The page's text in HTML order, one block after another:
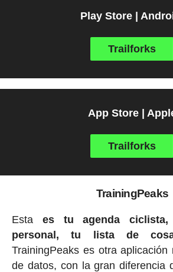
Play Store |
Trailforks
App Store |
Trailforks
TrainingPeaks
Esta es tu agenda ciclista,
personal, tu lista de
TrainingPeaks es otra aplicación
de datos, con la gran diferencia